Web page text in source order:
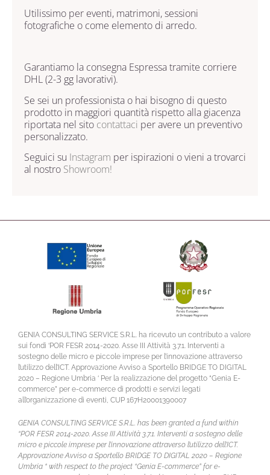
Utilissimo per eventi, matrimoni, sessioni
fotografiche o come elemento di arredo.
Garantiamo la consegna Espressa tramite corriere
DHL (2-3 gg lavorativi).
Se sei un professionista o hai bisogno di questo
prodotto in maggiori quantità rispetto alla giacenza
riportata nel sito contattaci per avere un preventivo
personalizzato.
Seguici su Instagram per ispirazioni o vieni a trovarci
al nostro Showroom!
GENIA CONSULTING SERVICE S.R.L. ha ricevuto un contributo a valore
sui fondi ‘POR FESR 2014-2020. Asse III Attività 3.7.1. Interventi a
sostegno delle micro e piccole imprese per l’innovazione attraverso
l’utilizzo dell’ICT. Approvazione Avviso a Sportello BRIDGE TO DIGITAL
2020 – Regione Umbria ‘ Per la realizzazione del progetto “Genia E-
commerce” per e-commerce di prodotti e servizi legati
all’organizzazione di eventi, CUP 167H20001390007
GENIA CONSULTING SERVICE S.R.L. has been granted a fund within
“POR FESR 2014-2020. Asse III Attività 3.7.1. Interventi a sostegno delle
micro e piccole imprese per l’innovazione attraverso l’utilizzo dell’ICT.
Approvazione Avviso a Sportello BRIDGE TO DIGITAL 2020 – Regione
Umbria “ with respect to the project “Genia E-commerce” for e-